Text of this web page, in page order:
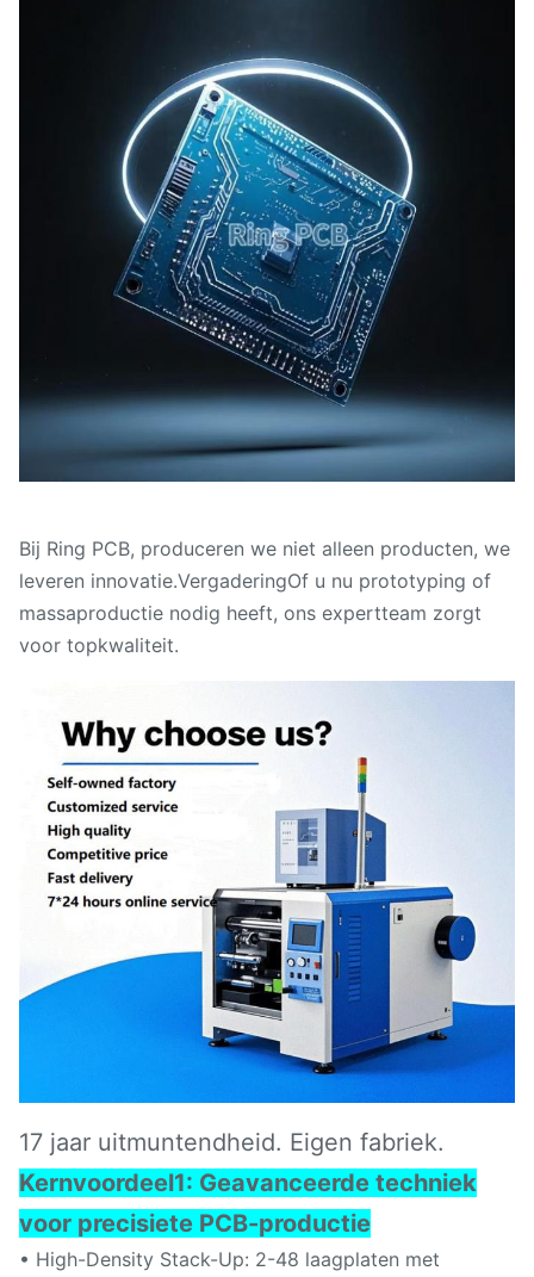
Bij Ring PCB, produceren we niet alleen producten, we
leveren innovatie.VergaderingOf u nu prototyping of
massaproductie nodig heeft, ons expertteam zorgt
voor topkwaliteit.
17 jaar uitmuntendheid. Eigen fabriek.
Kernvoordeel1: Geavanceerde techniek
voor precisiete PCB-productie
• High-Density Stack-Up: 2-48 laagplaten met